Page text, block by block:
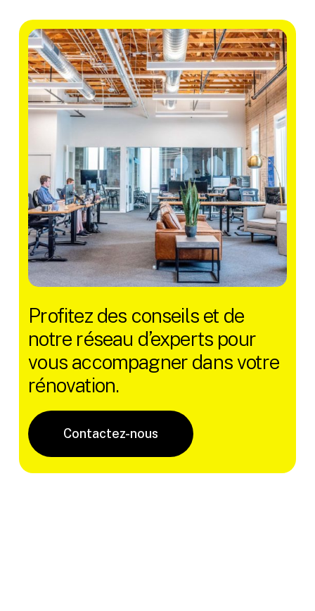
Profitez des conseils et de
notre réseau d’experts pour
vous accompagner dans votre
rénovation.
Contactez-nous